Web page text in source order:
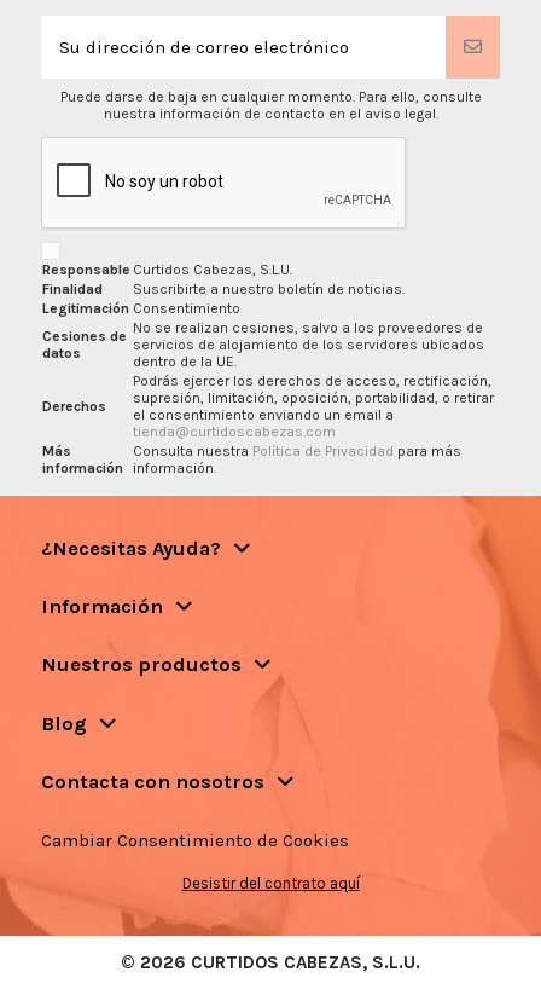
Puede darse de baja en cualquier momento. Para ello, consulte
nuestra información de contacto en el aviso legal.
Responsable Curtidos Cabezas, S.L.U.
Finalidad
Suscribirte a nuestro boletín de noticias.
Legitimación Consentimiento
Cesiones de
datos
No se realizan cesiones, salvo a los proveedores de
servicios de alojamiento de los servidores ubicados
dentro de la UE.
Derechos
Podrás ejercer los derechos de acceso, rectificación,
supresión, limitación, oposición, portabilidad, o retirar
el consentimiento enviando un email a
tienda@curtidoscabezas.com
Más
información
Consulta nuestra Política de Privacidad para más
información.
¿Necesitas Ayuda?
Información
Nuestros productos
Blog
Contacta con nosotros
Cambiar Consentimiento de Cookies
Desistir del contrato aquí
© 2026 CURTIDOS CABEZAS, S.L.U.